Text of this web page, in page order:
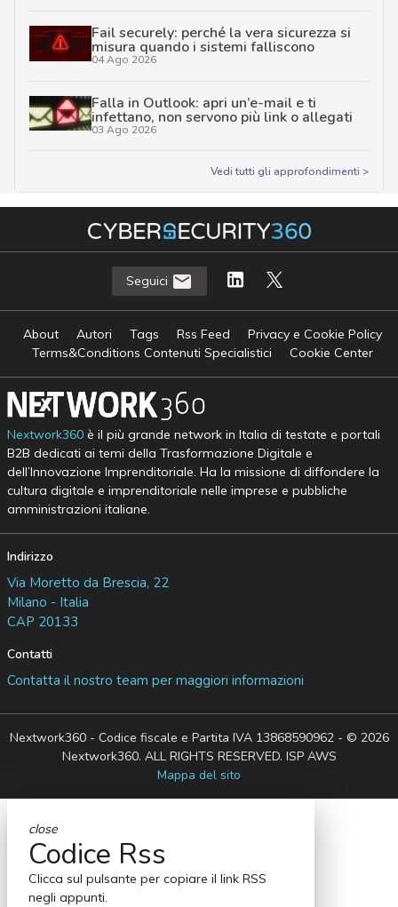
Fail securely: perché la vera sicurezza si
misura quando i sistemi falliscono
04 Ago 2026
Falla in Outlook: apri un’e-mail e ti
infettano, non servono più link o allegati
03 Ago 2026
Vedi tutti gli approfondimenti >
Seguici
About Autori Tags Rss Feed
Privacy e Cookie Policy
Terms&Conditions Contenuti Specialistici
Cookie Center
Nextwork360è il più grande network in Italia di testate e portali
B2B dedicati ai temi della Trasformazione Digitale e
dell’Innovazione Imprenditoriale. Ha la missione di diffondere la
cultura digitale e imprenditoriale nelle imprese e pubbliche
amministrazioni italiane.
Indirizzo
Via Moretto da Brescia, 22
Milano - Italia
CAP 20133
Contatti
Contatta il nostro team per maggiori informazioni
Nextwork360 - Codice fiscale e Partita IVA 13868590962 - © 2026
Nextwork360. ALL RIGHTS RESERVED. ISP AWS
Mappa del sito
close
Codice Rss
Clicca sul pulsante per copiare il link RSS
negli appunti.